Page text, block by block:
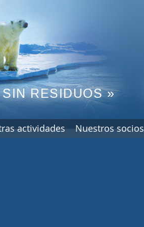
RESIDUOS »
actividades Nuestros socios